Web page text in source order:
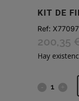
KIT DE
Ref:
200,35
Hay
KIT